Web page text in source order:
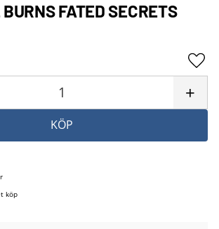
FATED SECRETS
+
KÖP
köp